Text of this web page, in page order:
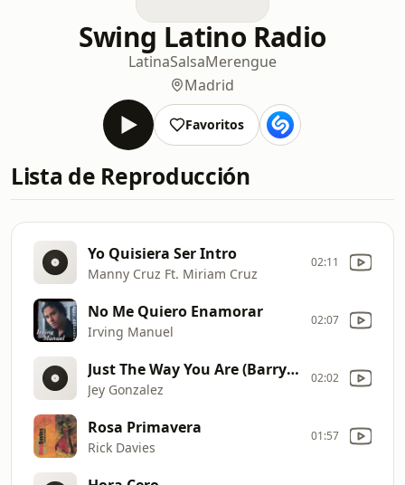
Swing Latino Radio
LatinaSalsaMerengue
Madrid
Favoritos
Lista de Reproducción
Yo Quisiera Ser Intro
Manny Cruz Ft. Miriam Cruz
02:11
No Me Quiero Enamorar
Irving Manuel
02:07
Just The Way You Are (Barry White)
Jey Gonzalez
02:02
Rosa Primavera
Rick Davies
01:57